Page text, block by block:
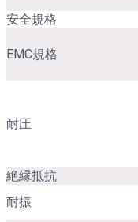
安全規格
EMC規格
耐圧
絶縁抵抗
耐振